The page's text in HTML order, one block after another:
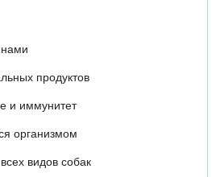
продуктов
и иммунитет
организмом
видов собак